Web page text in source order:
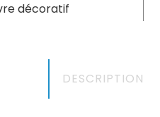
décoratif
DESCRIPTION